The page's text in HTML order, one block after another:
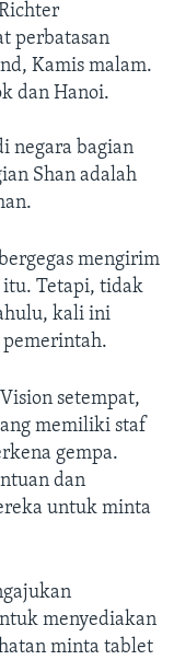
perbatasan
Kamis malam.
dan Hanoi.
negara bagian
Shan adalah
mengirim
itu. Tetapi, tidak
kali ini
pemerintah.
setempat,
memiliki staf
gempa.
dan
untuk minta
menyediakan
minta tablet